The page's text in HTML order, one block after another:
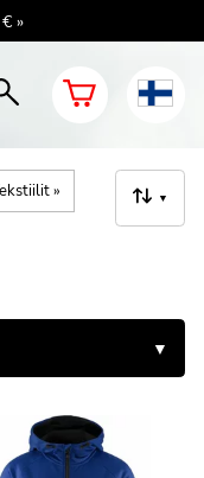
»
‪» ▼
▼